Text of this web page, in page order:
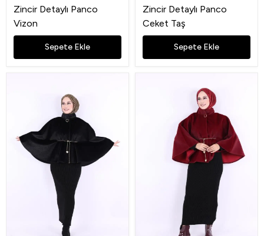
Zincir Detaylı Panco
Vizon
Sepete Ekle
Zincir Detaylı Panco
Ceket Taş
Sepete Ekle